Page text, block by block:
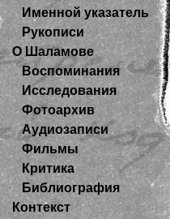
Именной указатель
Рукописи
О Шаламове
Воспоминания
Исследования
Фотоархив
Аудиозаписи
Фильмы
Критика
Библиография
Контекст